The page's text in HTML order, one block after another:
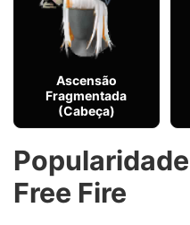
Ascensão
Fragmentada
(Cabeça)
Free Fire